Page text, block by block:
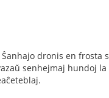
dronis en
senhejmaj hundoj